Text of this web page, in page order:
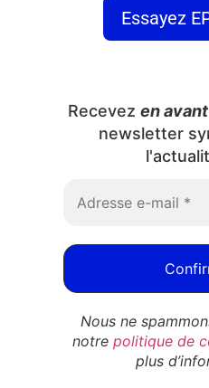
Essayez
Recevez en
newsletter
Nous ne
notre politique de
plus